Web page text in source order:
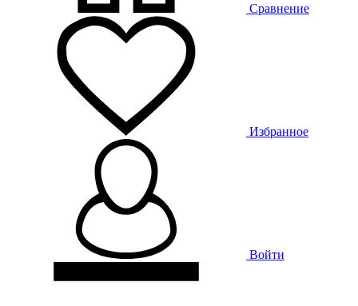
Сравнение
Избранное
Войти